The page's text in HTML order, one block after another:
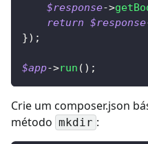
$response->
return $response
}) ;
$app->run ( ) ;
Crie um composer.json
método mkdir :